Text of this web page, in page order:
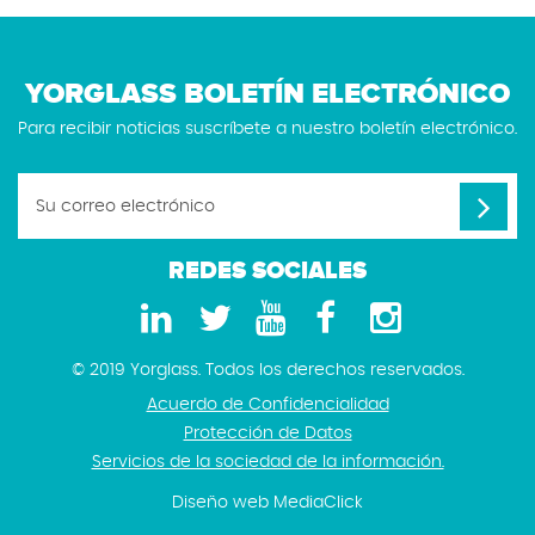
YORGLASS BOLETÍN ELECTRÓNICO
Para recibir noticias suscríbete a nuestro boletín electrónico.
REDES SOCIALES
© 2019 Yorglass. Todos los derechos reservados.
Acuerdo de Confidencialidad
Protección de Datos
Servicios de la sociedad de la información.
Diseño web MediaClick